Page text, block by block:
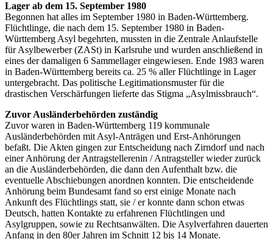
Lager ab dem 15. September 1980
Begonnen hat alles im September 1980 in Baden-Württemberg.
Flüchtlinge, die nach dem 15. September 1980 in Baden-
Württemberg Asyl begehrten, mussten in die Zentrale Anlaufstelle
für Asylbewerber (ZASt) in Karlsruhe und wurden anschließend in
eines der damaligen 6 Sammellager eingewiesen. Ende 1983 waren
in Baden-Württemberg bereits ca. 25 % aller Flüchtlinge in Lager
untergebracht. Das politische Legitimationsmuster für die
drastischen Verschärfungen lieferte das Stigma „Asylmissbrauch“.
Zuvor Ausländerbehörden zuständig
Zuvor waren in Baden-Württemberg 119 kommunale
Ausländerbehörden mit Asyl-Anträgen und Erst-Anhörungen
befaßt. Die Akten gingen zur Entscheidung nach Zirndorf und nach
einer Anhörung der Antragstellerenin / Antragsteller wieder zurück
an die Ausländerbehörden, die dann den Aufenthalt bzw. die
eventuelle Abschiebungen anordnen konnten. Die entscheidende
Anhörung beim Bundesamt fand so erst einige Monate nach
Ankunft des Flüchtlings statt, sie / er konnte dann schon etwas
Deutsch, hatten Kontakte zu erfahrenen Flüchtlingen und
Asylgruppen, sowie zu Rechtsanwälten. Die Asylverfahren dauerten
Anfang in den 80er Jahren im Schnitt 12 bis 14 Monate.